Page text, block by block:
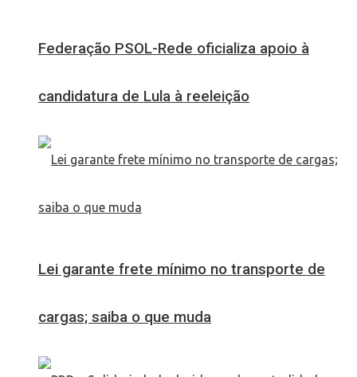
Federação PSOL-Rede oficializa apoio à
candidatura de Lula à reeleição
Lei garante frete mínimo no transporte de
cargas; saiba o que muda